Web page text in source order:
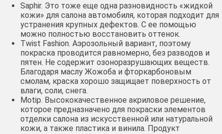
Saphir. Это тоже еще одна разновидность «жидкой
кожи» для салона автомобиля, которая подходит для
устранения крупных дефектов. С ее помощью
можно полностью восстановить оттенок.
Twist Fashion. Аэрозольный вариант, поэтому
покраска проводится равномерно, без разводов и
пятен. Не содержит озоноразрушающих веществ.
Благодаря маслу Жожоба и фторкарбоновым
смолам, краска хорошо защищает поверхность от
влаги, соли, снега.
Motip. Высококачественное акриловое решение,
которое предназначено для покраски элементов
отделки салона из искусственной или натуральной
кожи, а также пластика и винила. Продукт